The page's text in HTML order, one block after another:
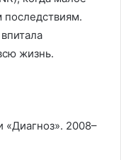
последствиям.
жизнь.
«Диагноз». 2008–